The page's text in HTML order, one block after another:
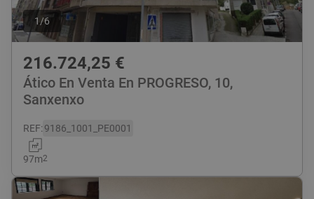
1/6
216.724,25 €
Ático En Venta En PROGRESO, 10,
Sanxenxo
REF:9186_1001_PE0001
97m2